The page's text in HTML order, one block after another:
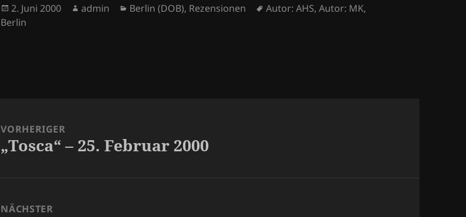
Veröffentlicht
am
2. Juni 2000 Autor
admin Kategorien
Berlin (DOB), Rezensionen Schlagwörter
Autor: AHS,Autor: MK,
Berlin
VORHERIGER
Vorheriger
„Tosca“ – 25. Februar 2000
NÄCHSTER